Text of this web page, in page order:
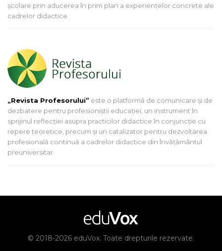
şcolare prin aducerea în prim plan a experienţelor concrete ale
cadrelor didactice.
„Revista Profesorului” este o platformă de comunicare și de
dezbatere pentru profesioniștii educației, un instrument în
sprijinul reflecției asupra practicilor didactice în conjuncție cu
repere teoretice, precum și un catalizator pentru dezvoltarea
profesională continuă a cadrelor didactice din învățământul
preuniversitar.
© 2018-2026 eduVox. Toate drepturile rezervate.